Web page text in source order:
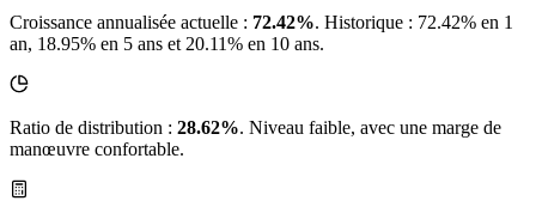
Croissance annualisée actuelle : 72.42%. Historique : 72.42% en 1
an, 18.95% en 5 ans et 20.11% en 10 ans.
Ratio de distribution : 28.62%. Niveau faible, avec une marge de
manœuvre confortable.